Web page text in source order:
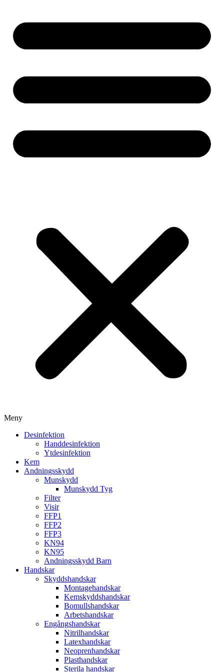
Meny
Desinfektion
Handdesinfektion
Ytdesinfektion
Kem
Andningsskydd
Munskydd
Munskydd Tyg
Filter
Visir
FFP1
FFP2
FFP3
KN94
KN95
Andningsskydd Barn
Handskar
Skyddshandskar
Montagehandskar
Kemskyddshandskar
Bomullshandskar
Arbetshandskar
Engångshandskar
Nitrilhandskar
Latexhandskar
Neoprenhandskar
Plasthandskar
Sterila handskar